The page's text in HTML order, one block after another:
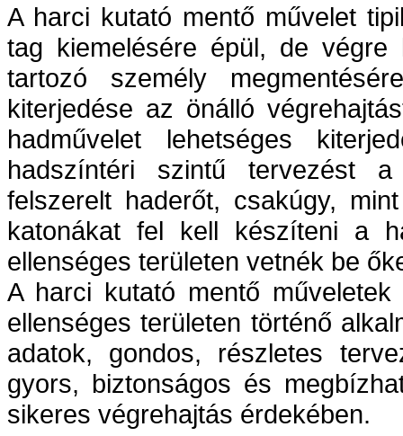
A harci kutató mentő művelet
tag kiemelésére épül, de végre
tartozó személy
kiterjedése az önálló
hadművelet lehetséges
hadszíntéri szintű tervezést
felszerelt haderőt, csakúgy,
katonákat fel kell készíteni a
ellenséges területen vetnék be
A harci kutató mentő
ellenséges területen történő
adatok, gondos, részletes
gyors, biztonságos és
sikeres végrehajtás érdekében.